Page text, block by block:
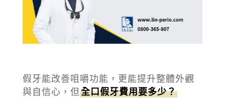
假牙能改善咀嚼功能，更能提升整體外觀
與自信心，但全口假牙費用要多少？